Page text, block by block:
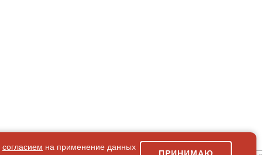
согласием на применение данных